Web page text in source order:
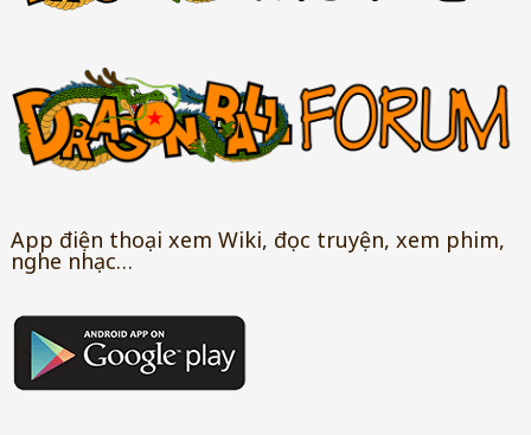
App điện thoại xem Wiki, đọc truyện, xem phim,
nghe nhạc…